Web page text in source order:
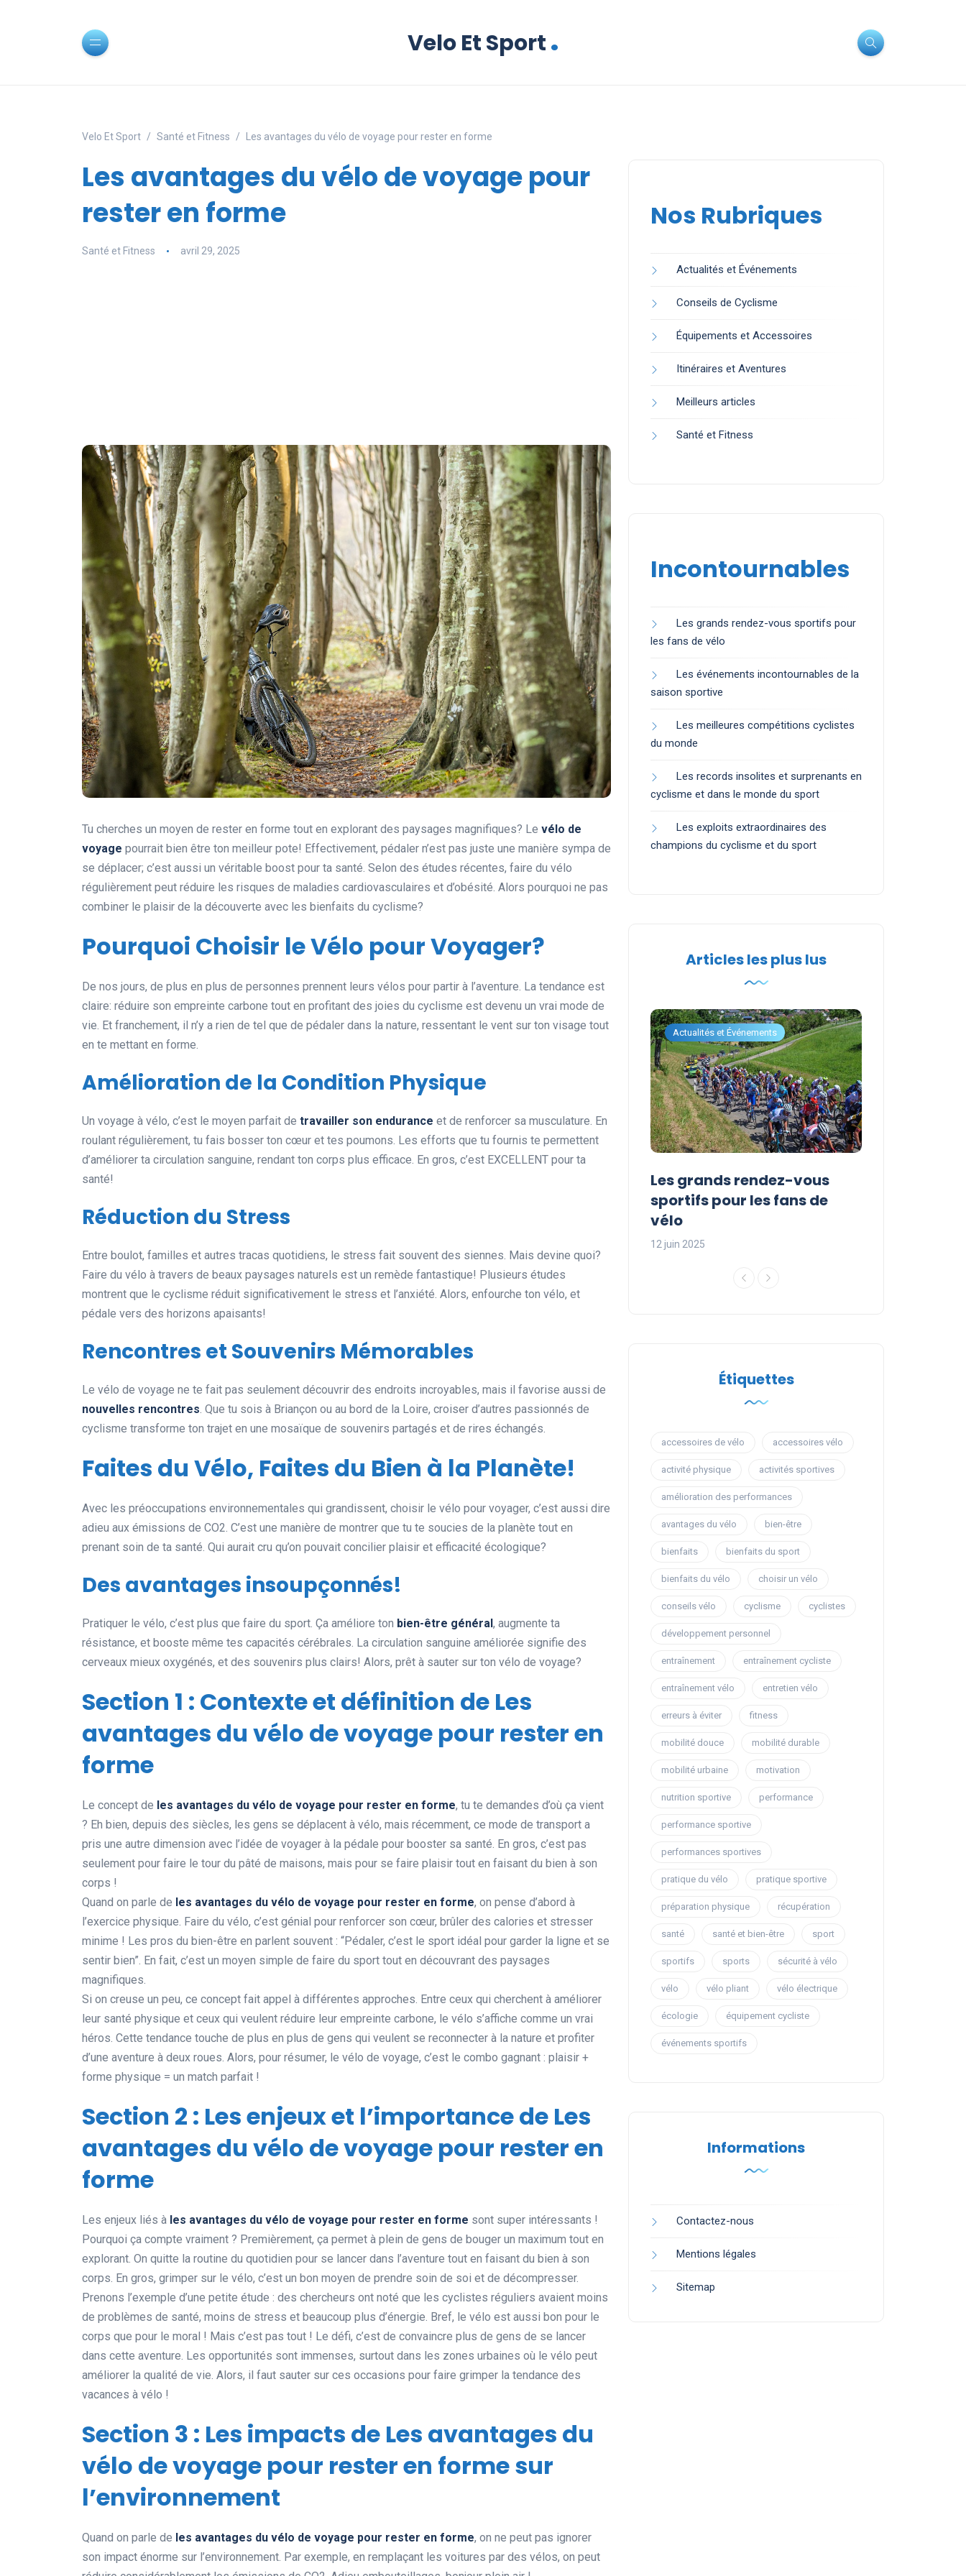
Velo Et Sport.
Velo Et Sport Santé et Fitness Les avantages du vélo de voyage pour rester en forme
Les avantages du vélo de voyage pour
rester en forme
Santé et Fitness avril 29, 2025
Tu cherches un moyen de rester en forme tout en explorant des paysages magnifiques? Le vélo de
voyage pourrait bien être ton meilleur pote! Effectivement, pédaler n’est pas juste une manière sympa de
se déplacer; c’est aussi un véritable boost pour ta santé. Selon des études récentes, faire du vélo
régulièrement peut réduire les risques de maladies cardiovasculaires et d’obésité. Alors pourquoi ne pas
combiner le plaisir de la découverte avec les bienfaits du cyclisme?
Pourquoi Choisir le Vélo pour Voyager?
De nos jours, de plus en plus de personnes prennent leurs vélos pour partir à l’aventure. La tendance est
claire: réduire son empreinte carbone tout en profitant des joies du cyclisme est devenu un vrai mode de
vie. Et franchement, il n’y a rien de tel que de pédaler dans la nature, ressentant le vent sur ton visage tout
en te mettant en forme.
Amélioration de la Condition Physique
Un voyage à vélo, c’est le moyen parfait de travailler son endurance et de renforcer sa musculature. En
roulant régulièrement, tu fais bosser ton cœur et tes poumons. Les efforts que tu fournis te permettent
d’améliorer ta circulation sanguine, rendant ton corps plus efficace. En gros, c’est EXCELLENT pour ta
santé!
Réduction du Stress
Entre boulot, familles et autres tracas quotidiens, le stress fait souvent des siennes. Mais devine quoi?
Faire du vélo à travers de beaux paysages naturels est un remède fantastique! Plusieurs études
montrent que le cyclisme réduit significativement le stress et l’anxiété. Alors, enfourche ton vélo, et
pédale vers des horizons apaisants!
Rencontres et Souvenirs Mémorables
Le vélo de voyage ne te fait pas seulement découvrir des endroits incroyables, mais il favorise aussi de
nouvelles rencontres. Que tu sois à Briançon ou au bord de la Loire, croiser d’autres passionnés de
cyclisme transforme ton trajet en une mosaïque de souvenirs partagés et de rires échangés.
Faites du Vélo, Faites du Bien à la Planète!
Avec les préoccupations environnementales qui grandissent, choisir le vélo pour voyager, c’est aussi dire
adieu aux émissions de CO2. C’est une manière de montrer que tu te soucies de la planète tout en
prenant soin de ta santé. Qui aurait cru qu’on pouvait concilier plaisir et efficacité écologique?
Des avantages insoupçonnés!
Pratiquer le vélo, c’est plus que faire du sport. Ça améliore ton bien-être général, augmente ta
résistance, et booste même tes capacités cérébrales. La circulation sanguine améliorée signifie des
cerveaux mieux oxygénés, et des souvenirs plus clairs! Alors, prêt à sauter sur ton vélo de voyage?
Section 1 : Contexte et définition de Les
avantages du vélo de voyage pour rester en
forme
Le concept de les avantages du vélo de voyage pour rester en forme, tu te demandes d’où ça vient
? Eh bien, depuis des siècles, les gens se déplacent à vélo, mais récemment, ce mode de transport a
pris une autre dimension avec l’idée de voyager à la pédale pour booster sa santé. En gros, c’est pas
seulement pour faire le tour du pâté de maisons, mais pour se faire plaisir tout en faisant du bien à son
corps !
Quand on parle de les avantages du vélo de voyage pour rester en forme, on pense d’abord à
l’exercice physique. Faire du vélo, c’est génial pour renforcer son cœur, brûler des calories et stresser
minime ! Les pros du bien-être en parlent souvent : “Pédaler, c’est le sport idéal pour garder la ligne et se
sentir bien”. En fait, c’est un moyen simple de faire du sport tout en découvrant des paysages
magnifiques.
Si on creuse un peu, ce concept fait appel à différentes approches. Entre ceux qui cherchent à améliorer
leur santé physique et ceux qui veulent réduire leur empreinte carbone, le vélo s’affiche comme un vrai
héros. Cette tendance touche de plus en plus de gens qui veulent se reconnecter à la nature et profiter
d’une aventure à deux roues. Alors, pour résumer, le vélo de voyage, c’est le combo gagnant : plaisir +
forme physique = un match parfait !
Section 2 : Les enjeux et l’importance de Les
avantages du vélo de voyage pour rester en
forme
Les enjeux liés à les avantages du vélo de voyage pour rester en forme sont super intéressants !
Pourquoi ça compte vraiment ? Premièrement, ça permet à plein de gens de bouger un maximum tout en
explorant. On quitte la routine du quotidien pour se lancer dans l’aventure tout en faisant du bien à son
corps. En gros, grimper sur le vélo, c’est un bon moyen de prendre soin de soi et de décompresser.
Prenons l’exemple d’une petite étude : des chercheurs ont noté que les cyclistes réguliers avaient moins
de problèmes de santé, moins de stress et beaucoup plus d’énergie. Bref, le vélo est aussi bon pour le
corps que pour le moral ! Mais c’est pas tout ! Le défi, c’est de convaincre plus de gens de se lancer
dans cette aventure. Les opportunités sont immenses, surtout dans les zones urbaines où le vélo peut
améliorer la qualité de vie. Alors, il faut sauter sur ces occasions pour faire grimper la tendance des
vacances à vélo !
Section 3 : Les impacts de Les avantages du
vélo de voyage pour rester en forme sur
l’environnement
Quand on parle de les avantages du vélo de voyage pour rester en forme, on ne peut pas ignorer
son impact énorme sur l’environnement. Par exemple, en remplaçant les voitures par des vélos, on peut
Nos Rubriques
Actualités et Événements
Conseils de Cyclisme
Équipements et Accessoires
Itinéraires et Aventures
Meilleurs articles
Santé et Fitness
Incontournables
Les grands rendez-vous sportifs pour
les fans de vélo
Les événements incontournables de la
saison sportive
Les meilleures compétitions cyclistes
du monde
Les records insolites et surprenants en
cyclisme et dans le monde du sport
Les exploits extraordinaires des
champions du cyclisme et du sport
Articles les plus lus
Actualités et Événements Actualités et Événements
Les grands rendez-vous
sportifs pour les fans de
vélo
12 juin 2025
Étiquettes
accessoires de vélo accessoires vélo
activité physique activités sportives
amélioration des performances
avantages du vélo bien-être
bienfaits bienfaits du sport
bienfaits du vélo choisir un vélo
conseils vélo cyclisme cyclistes
développement personnel
entraînement entraînement cycliste
entraînement vélo entretien vélo
erreurs à éviter fitness
mobilité douce mobilité durable
mobilité urbaine motivation
nutrition sportive performance
performance sportive
performances sportives
pratique du vélo pratique sportive
préparation physique récupération
santé santé et bien-être sport
sportifs sports sécurité à vélo
vélo vélo pliant vélo électrique
écologie équipement cycliste
événements sportifs
Informations
Contactez-nous
Mentions légales
Sitemap